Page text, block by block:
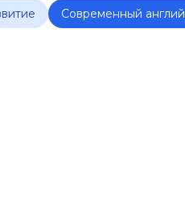
Современный